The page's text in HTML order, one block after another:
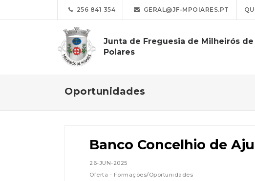
256 841 354 GERAL@JF-MPOIARES.PT
Junta de Freguesia de Milheirós de
Poiares
Oportunidades
Banco Concelhio de
26-JUN-2025
Oferta - Formações/Oportunidades